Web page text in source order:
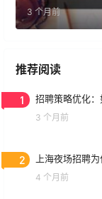
3 个月前
推荐阅读
1 招聘策略优化
3 个月前
2 上海夜场招聘
4 个月前